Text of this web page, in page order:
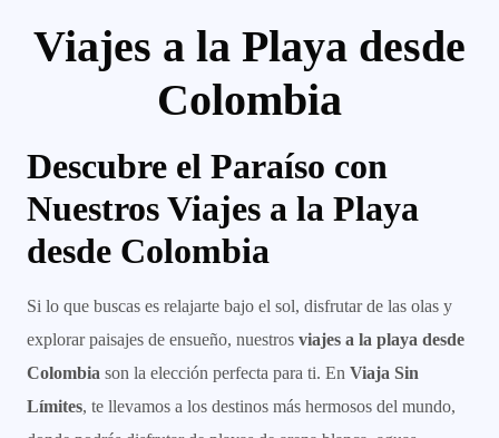
Viajes a la Playa desde
Colombia
Descubre el Paraíso con
Nuestros Viajes a la Playa
desde Colombia
Si lo que buscas es relajarte bajo el sol, disfrutar de las olas y
explorar paisajes de ensueño, nuestros viajes a la playa desde
Colombia son la elección perfecta para ti. En Viaja Sin
Límites, te llevamos a los destinos más hermosos del mundo,